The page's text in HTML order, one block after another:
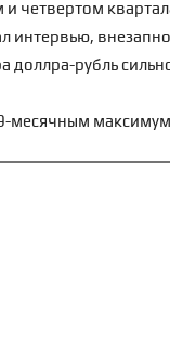
четвертом
интервью,
доллра-рубль
месячным